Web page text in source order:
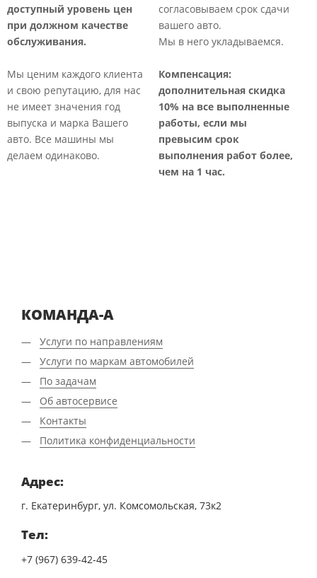
доступный уровень цен
при должном качестве
обслуживания.
Мы ценим каждого клиента
и свою репутацию, для нас
не имеет значения год
выпуска и марка Вашего
авто. Все машины мы
делаем одинаково.​
согласовываем срок сдачи
вашего авто.
Мы в него укладываемся.
Компенсация:
дополнительная скидка
10% на все выполненные
работы, если мы
превысим срок
выполнения работ более,
чем на 1 час.​
КОМАНДА-А
Услуги по направлениям
Услуги по маркам автомобилей
По задачам
Об автосервисе
Контакты
Политика конфиденциальности
Адрес:
г. Екатеринбург, ул. Комсомольская, 73к2
Тел:
+7 (967) 639-42-45